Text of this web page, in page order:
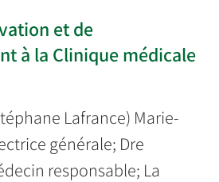
et de
à la Clinique médicale
Lafrance) Marie-
générale; Dre
responsable; La